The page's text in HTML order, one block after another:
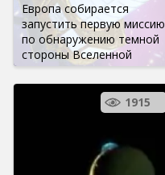
Европа собирается
запустить первую миссию
по обнаружению темной
стороны Вселенной
1915